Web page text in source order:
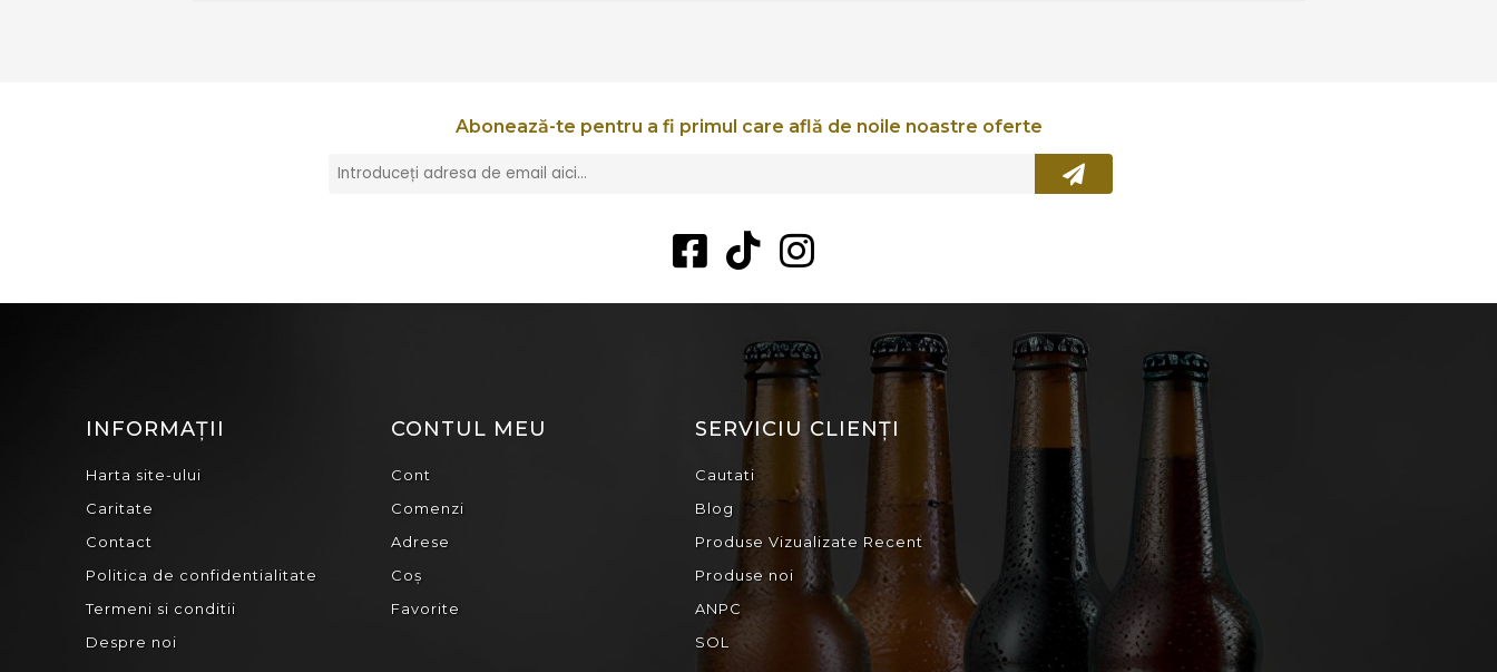
Abonează-te pentru a fi primul care află de noile noastre oferte
INFORMAȚII
Harta site-ului
Caritate
Contact
Politica de confidentialitate
Termeni si conditii
Despre noi
CONTUL MEU
Cont
Comenzi
Adrese
Coș
Favorite
SERVICIU CLIENȚI
Cautati
Blog
Produse Vizualizate Recent
Produse noi
ANPC
SOL